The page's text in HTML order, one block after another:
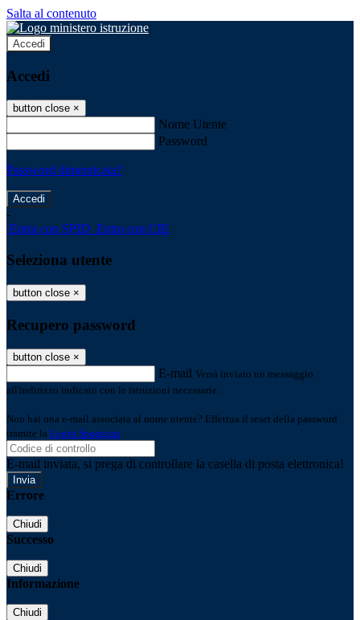
Salta al contenuto
Accedi
Accedi
button close ×
Nome Utente
Password
Password dimenticata?
-
Entra con SPID Entra con CIE
Seleziona utente
button close ×
Recupero password
button close ×
E-mail Verrà inviato un messaggio
all'indirizzo indicato con le istruzioni necessarie.
Non hai una e-mail associata al nome utente? Effettua il reset della password
tramite la Login Spaggiari
E-mail inviata, si prega di controllare la casella di posta elettronica!
Errore
Chiudi
Successo
Chiudi
Informazione
Chiudi